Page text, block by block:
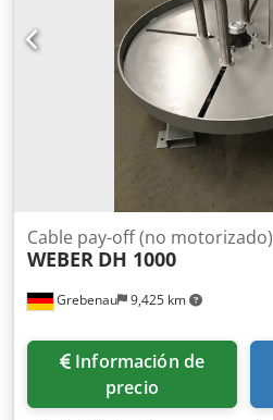
Grebenau 9,425 km
Cable pay-off (no motorizado)
WEBER DH 1000
Información de
precio